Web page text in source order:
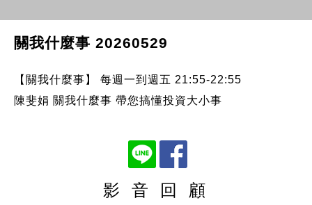
關我什麼事 20260529
【關我什麼事】 每週一到週五 21:55-22:55
陳斐娟 關我什麼事 帶您搞懂投資大小事
影 音 回 顧